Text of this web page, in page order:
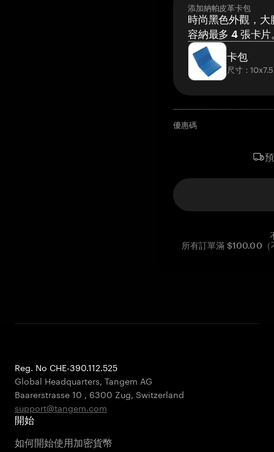
添加納帕皮革卡包
時尚黑色外觀，大
容納最多 4 張卡片
卡包
尺寸：
優惠碼
所有訂單滿 $100.00（
Reg. No CHE-390.112.525
Global Headquarters, Tangem AG
Baarerstrasse 10 , 6300 Zug, Switzerland
support@tangem.com
開始
如何開始使用加密貨幣